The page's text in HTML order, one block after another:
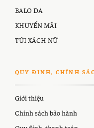
BALO DA
KHUYẾN MÃI
TÚI XÁCH NỮ
QUY ĐINH, CHÍNH
Giới thiệu
Chính sách bảo hành